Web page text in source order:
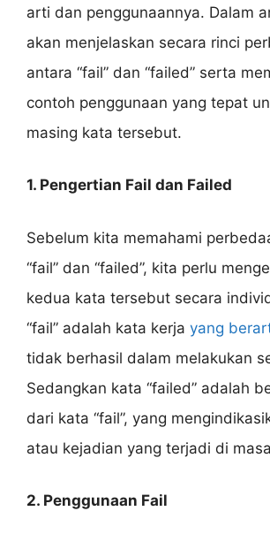
arti dan penggunaannya. Dalam
akan menjelaskan secara rinci
antara “fail” dan “failed” serta
contoh penggunaan yang tepat
masing kata tersebut.
1. Pengertian Fail dan Failed
Sebelum kita memahami
“fail” dan “failed”, kita perlu
kedua kata tersebut secara
“fail” adalah kata kerja yang
tidak berhasil dalam melakukan
Sedangkan kata “failed” adalah
dari kata “fail”, yang
atau kejadian yang terjadi di
2. Penggunaan Fail